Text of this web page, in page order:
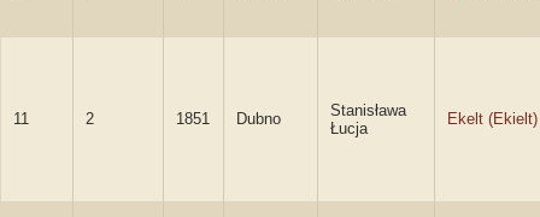
11 2 1851 Dubno
Stanisława
Łucja
Ekelt (Ekielt)